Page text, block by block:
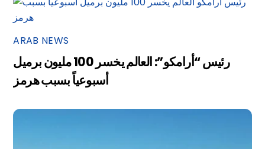
ARAB NEWS
رئيس “أرامكو”: العالم يخسر 100 مليون برميل
أسبوعياً بسبب هرمز